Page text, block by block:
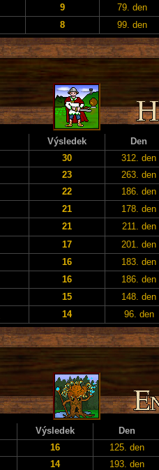
9
79. den
8 99. den
Výsledek
Den
30
312. den
23
263. den
22
186. den
21
178. den
21
211. den
17
201. den
16
183. den
16
186. den
15
148. den
14 96. den
Výsledek
Den
16
125. den
14
193. den